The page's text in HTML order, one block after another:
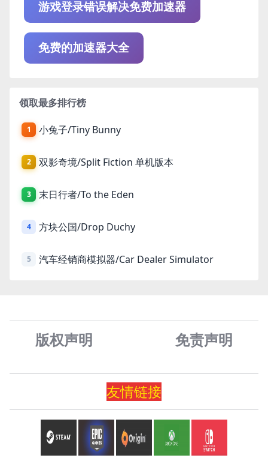
游戏登录错误解决免费加速器
免费的加速器大全
领取最多排行榜
1 小兔子/Tiny Bunny
2 双影奇境/Split Fiction 单机版本
3 末日行者/To the Eden
4 方块公国/Drop Duchy
5 汽车经销商模拟器/Car Dealer Simulator
版权声明 免责声明
友情链接